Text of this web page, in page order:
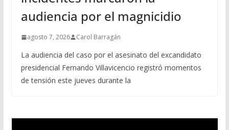
audiencia por el magnicidio
agosto 7, 2026 Carol Barragán
La audiencia del caso por el asesinato del excandidato
presidencial Fernando Villavicencio registró momentos
de tensión este jueves durante la